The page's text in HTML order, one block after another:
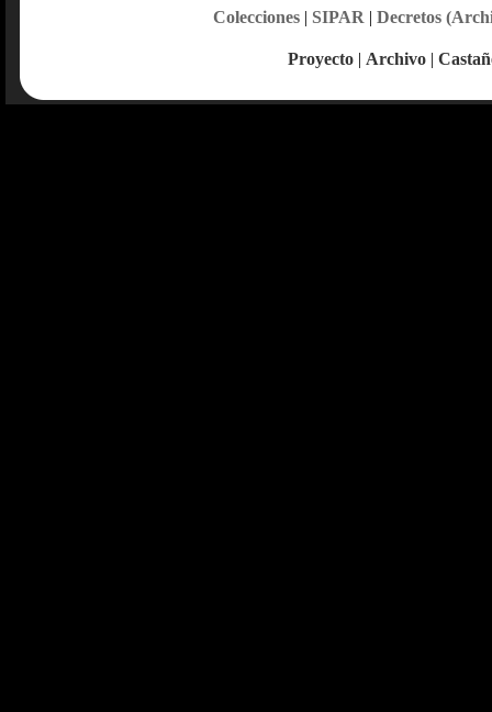
Colecciones| SIPAR | Decretos
Proyecto | Archivo |